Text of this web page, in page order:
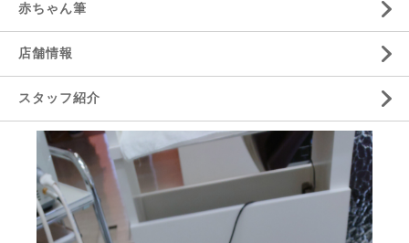
赤ちゃん筆
店舗情報
スタッフ紹介